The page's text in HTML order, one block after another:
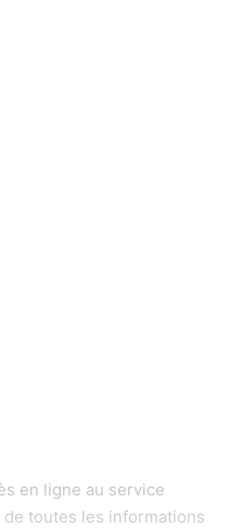
en ligne au service
toutes les informations